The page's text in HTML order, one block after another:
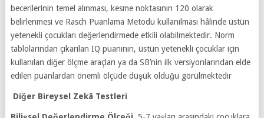
becerilerinin temel alınması, kesme noktasının 120 olarak
belirlenmesi ve Rasch Puanlama Metodu kullanılması hâlinde üstün
yetenekli çocukları değerlendirmede etkili olabilmektedir. Norm
tablolarından çıkarılan IQ puanının, üstün yetenekli çocuklar için
kullanılan diğer ölçme araçları ya da SB’nin ilk versiyonlarından elde
edilen puanlardan önemli ölçüde düşük olduğu görülmektedir
Diğer Bireysel Zekâ Testleri